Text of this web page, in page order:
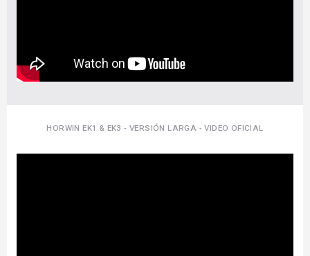
HORWIN EK1 & EK3 - VERSIÓN LARGA - VIDEO OFICIAL